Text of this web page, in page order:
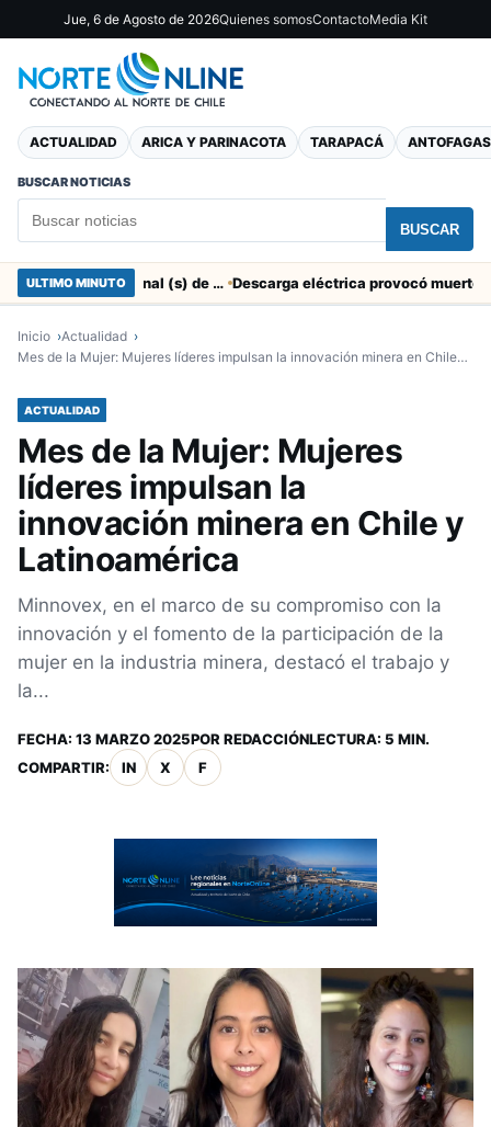
Jue, 6 de Agosto de 2026Quienes somosContactoMedia Kit
ACTUALIDAD ARICA Y PARINACOTA TARAPACÁ
BUSCAR NOTICIAS
BUSCAR
ULTIMO MINUTO SERNAC pidió la renuncia a Director Regional (s) de Arica por contratar solo a militantes del Gobierno
Inicio
Actualidad
Mes de la Mujer: Mujeres líderes impulsan la innovación minera en Chile…
ACTUALIDAD
Mes de la Mujer: Mujeres
líderes impulsan la
innovación minera en Chile y
Latinoamérica
Minnovex, en el marco de su compromiso con la
innovación y el fomento de la participación de la
mujer en la industria minera, destacó el trabajo y
la...
FECHA: 13 MARZO 2025POR REDACCIÓNLECTURA: 5 MIN.
COMPARTIR:
IN X F